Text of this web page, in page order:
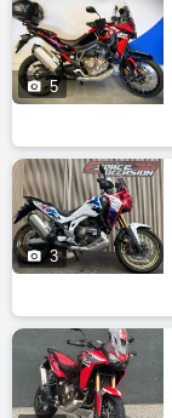
 5
 3